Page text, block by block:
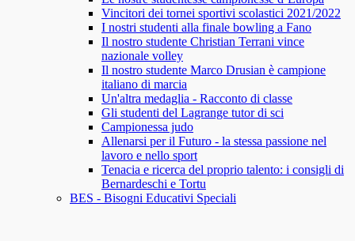
Vincitori dei tornei sportivi scolastici 2021/2022
I nostri studenti alla finale bowling a Fano
Il nostro studente Christian Terrani vince
nazionale volley
Il nostro studente Marco Drusian è campione
italiano di marcia
Un'altra medaglia - Racconto di classe
Gli studenti del Lagrange tutor di sci
Campionessa judo
Allenarsi per il Futuro - la stessa passione nel
lavoro e nello sport
Tenacia e ricerca del proprio talento: i consigli di
Bernardeschi e Tortu
BES - Bisogni Educativi Speciali